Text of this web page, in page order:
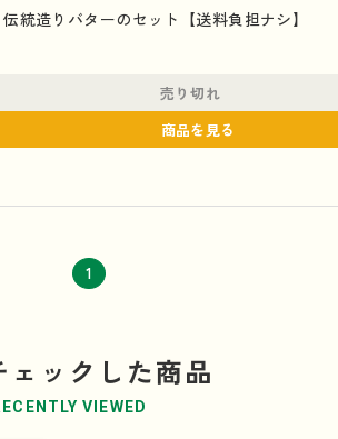
統造りバターのセット【送料負担ナシ】
売り切れ
商品を見る
1
ェックした商品
VIEWED